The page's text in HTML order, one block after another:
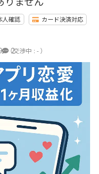
人確認
カード決済対応
2
（交渉中 : - ）